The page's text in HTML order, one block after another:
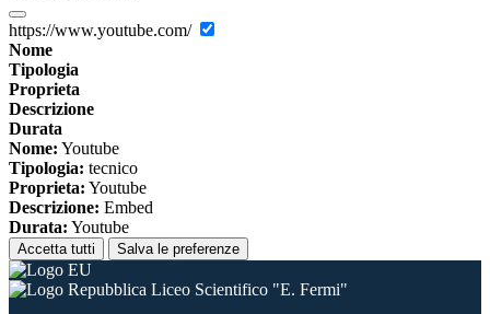
https://www.youtube.com/
Nome
Tipologia
Proprieta
Descrizione
Durata
Nome: Youtube
Tipologia: tecnico
Proprieta: Youtube
Descrizione: Embed
Durata: Youtube
Accetta tutti Salva le preferenze
Liceo Scientifico "E. Fermi"